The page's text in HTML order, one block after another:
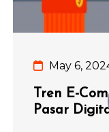
May 6,
Tren E-
Pasar